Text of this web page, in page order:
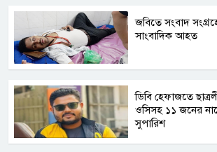
জবিতে সংবাদ
সাংবাদিক আহত
ডিবি হেফাজতে
ওসিসহ ১১ জনের
সুপারিশ